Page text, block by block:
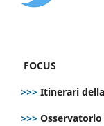
FOCUS
>>> Itinerari
>>>